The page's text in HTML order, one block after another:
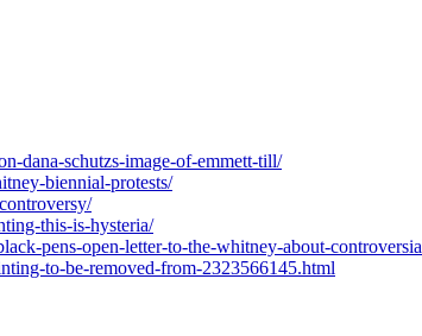
dana-schutzs-image-of-emmett-till/
biennial-protests/
this-is-hysteria/
pens-open-letter-to-the-whitney-about-controvers
to-be-removed-from-2323566145.html